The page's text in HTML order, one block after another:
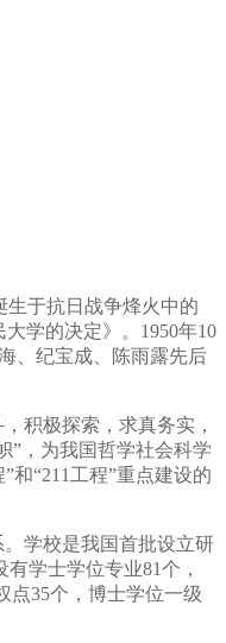
生于抗日战争烽火中的
学的决定》。1950年10
、纪宝成、陈雨露先后
积极探索，求真务实，
”，为我国哲学社会科学
和“211工程”重点建设的
学校是我国首批设立研
学士学位专业81个，
点35个，博士学位一级